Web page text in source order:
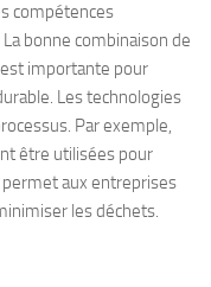
compétences
bonne combinaison de
importante pour
Les technologies
Par exemple,
être utilisées pour
aux entreprises
les déchets.